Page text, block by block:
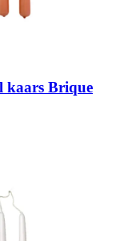
kaars Brique